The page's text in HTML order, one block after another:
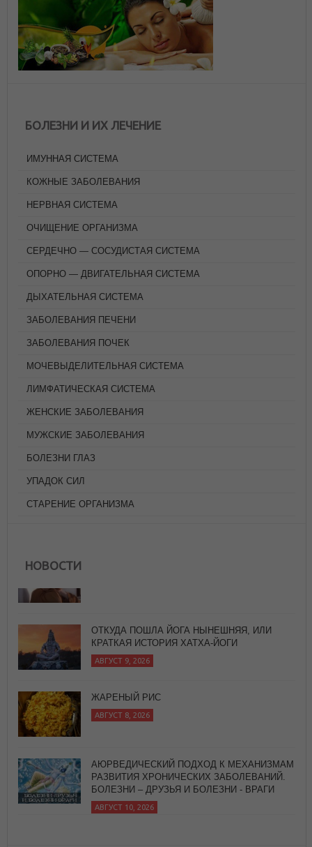
БОЛЕЗНИ И ИХ ЛЕЧЕНИЕ
ИМУННАЯ СИСТЕМА
КОЖНЫЕ ЗАБОЛЕВАНИЯ
НЕРВНАЯ СИСТЕМА
ОЧИЩЕНИЕ ОРГАНИЗМА
СЕРДЕЧНО — СОСУДИСТАЯ СИСТЕМА
ОПОРНО — ДВИГАТЕЛЬНАЯ СИСТЕМА
ДЫХАТЕЛЬНАЯ СИСТЕМА
ЗАБОЛЕВАНИЯ ПЕЧЕНИ
ЗАБОЛЕВАНИЯ ПОЧЕК
МОЧЕВЫДЕЛИТЕЛЬНАЯ СИСТЕМА
ЛИМФАТИЧЕСКАЯ СИСТЕМА
ЖЕНСКИЕ ЗАБОЛЕВАНИЯ
МУЖСКИЕ ЗАБОЛЕВАНИЯ
БОЛЕЗНИ ГЛАЗ
УПАДОК СИЛ
СТАРЕНИЕ ОРГАНИЗМА
НОВОСТИ
ЖАРЕНЫЙ РИС
АВГУСТ 10, 2026
ЦИГУН - СУХОЕ УМЫВАНИЕ
АВГУСТ 9, 2026